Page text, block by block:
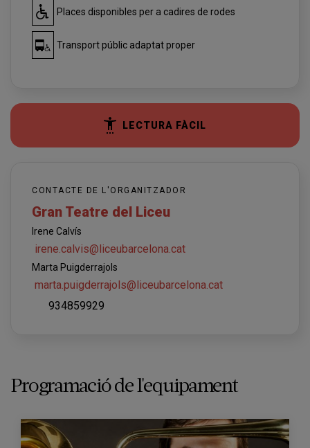
Places disponibles per a cadires de rodes
Transport públic adaptat proper
LECTURA FÀCIL
CONTACTE DE L'ORGANITZADOR
Gran Teatre del Liceu
Irene Calvís
irene.calvis@liceubarcelona.cat
Marta Puigderrajols
marta.puigderrajols@liceubarcelona.cat
934859929
Programació de l'equipament